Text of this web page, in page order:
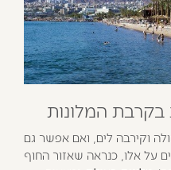
בקרבת המלונות
וקירבה לים, ואם אפשר גם
על אלו, כנראה שאזור החוף